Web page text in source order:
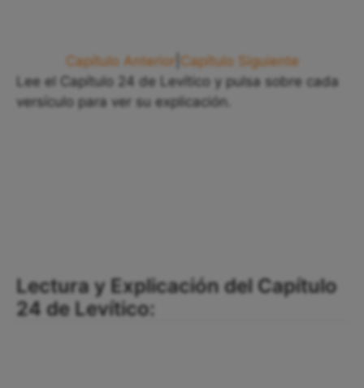
Capítulo Anterior
Capítulo Siguiente
Lee el Capítulo 24 de Levítico y pulsa sobre cada
versículo para ver su explicación.
Lectura y Explicación del Capítulo
24 de Levítico: